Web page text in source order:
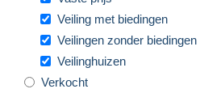
Veiling met biedingen
Veilingen zonder biedingen
Veilinghuizen
Verkocht